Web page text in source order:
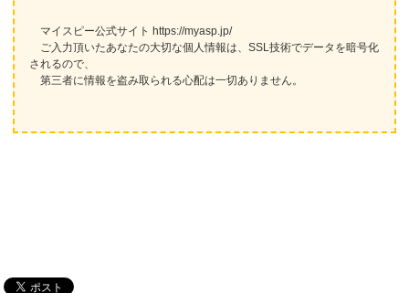
マイスピー公式サイト https://myasp.jp/
ご入力頂いたあなたの大切な個人情報は、SSL技術でデータを暗号化
されるので、
第三者に情報を盗み取られる心配は一切ありません。